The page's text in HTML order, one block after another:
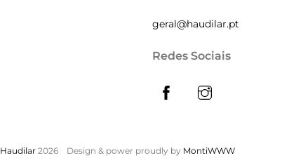
geral@haudilar.pt
Redes Sociais
Haudilar2026 Design & power proudly by MontiWWW